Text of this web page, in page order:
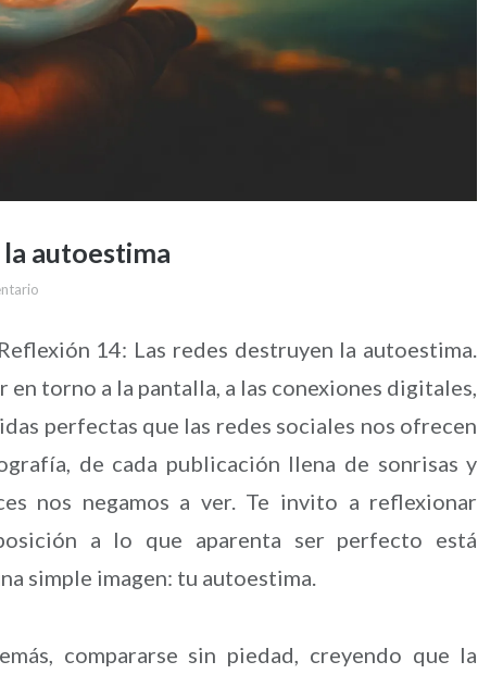
autoestima
14: Las redes destruyen la autoestima.
torno a la pantalla, a las conexiones digitales,
perfectas que las redes sociales nos ofrecen
de cada publicación llena de sonrisas y
nos negamos a ver. Te invito a reflexionar
a lo que aparenta ser perfecto está
simple imagen: tu autoestima.
compararse sin piedad, creyendo que la